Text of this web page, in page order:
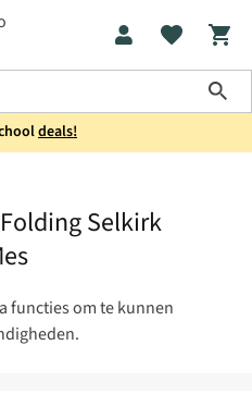
deals!
Selkirk
functies om te kunnen